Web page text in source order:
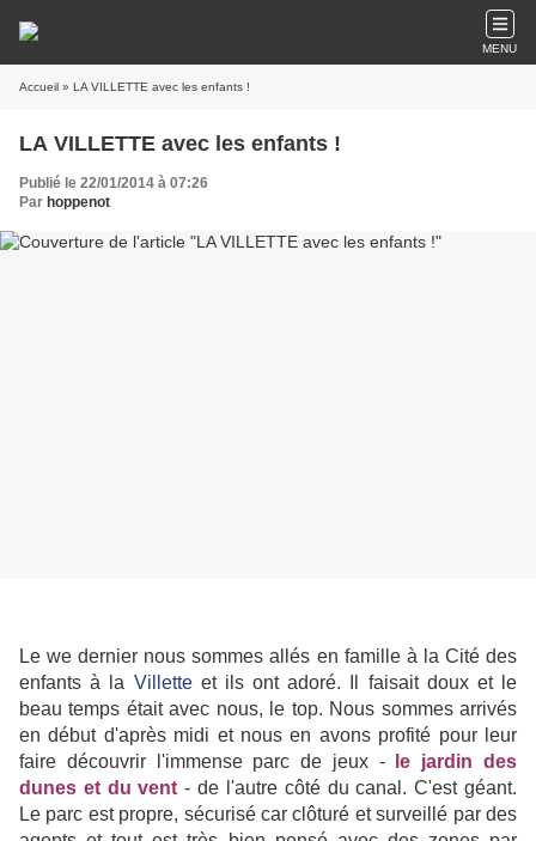
MENU
Accueil » LA VILLETTE avec les enfants !
LA VILLETTE avec les enfants !
Publié le 22/01/2014 à 07:26
Par hoppenot
Le we dernier nous sommes allés en famille à la Cité des
enfants à la Villetteet ils ont adoré. Il faisait doux et le
beau temps était avec nous, le top. Nous sommes arrivés
en début d'après midi et nous en avons profité pour leur
faire découvrir l'immense parc de jeux -le jardin des
dunes et du vent - de l'autre côté du canal. C'est géant.
Le parc est propre, sécurisé car clôturé et surveillé par des